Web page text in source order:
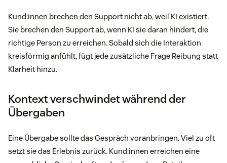
Kund:innen brechen den Support nicht ab, weil KI existiert.
Sie brechen den Support ab, wenn KI sie daran hindert, die
richtige Person zu erreichen. Sobald sich die Interaktion
kreisförmig anfühlt, fügt jede zusätzliche Frage Reibung statt
Klarheit hinzu.
Kontext verschwindet während der
Übergaben
Eine Übergabe sollte das Gespräch voranbringen. Viel zu oft
setzt sie das Erlebnis zurück. Kund:innen erreichen eine